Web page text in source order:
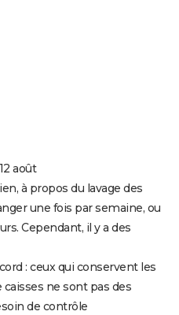
août
à propos du lavage des
une fois par semaine, ou
Cependant, il y a des
: ceux qui conservent les
ne sont pas des
de contrôle